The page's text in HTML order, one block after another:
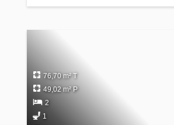
76,70 m² T
49,02 m² P
2
1